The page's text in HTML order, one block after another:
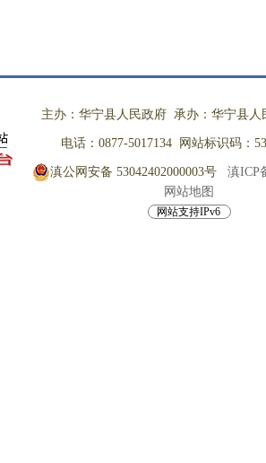
主办：华宁县人民政府 承办：华宁县人
电话：0877-5017134 网站标识码：
滇公网安备 53042402000003号
滇ICP
网站地图
网站支持IPv6